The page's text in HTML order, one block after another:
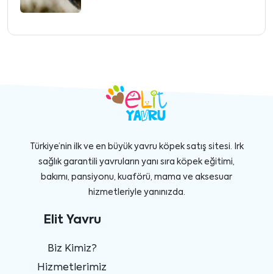
Türkiye’nin ilk ve en büyük yavru köpek satış sitesi. Irk
sağlık garantili yavruların yanı sıra köpek eğitimi,
bakımı, pansiyonu, kuaförü, mama ve aksesuar
hizmetleriyle yanınızda.
Elit Yavru
Biz Kimiz?
Hizmetlerimiz